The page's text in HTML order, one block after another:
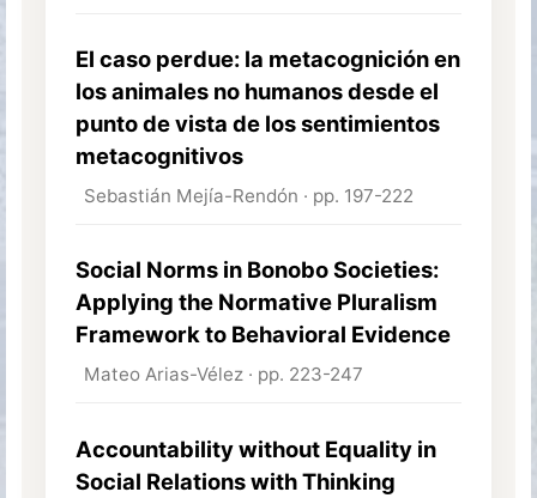
El caso perdue: la metacognición en
los animales no humanos desde el
punto de vista de los sentimientos
metacognitivos
Sebastián Mejía-Rendón · pp. 197-222
Social Norms in Bonobo Societies:
Applying the Normative Pluralism
Framework to Behavioral Evidence
Mateo Arias-Vélez · pp. 223-247
Accountability without Equality in
Social Relations with Thinking